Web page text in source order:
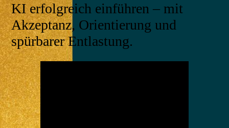
KI erfolgreich einführen – mit
Akzeptanz, Orientierung und
spürbarer Entlastung.